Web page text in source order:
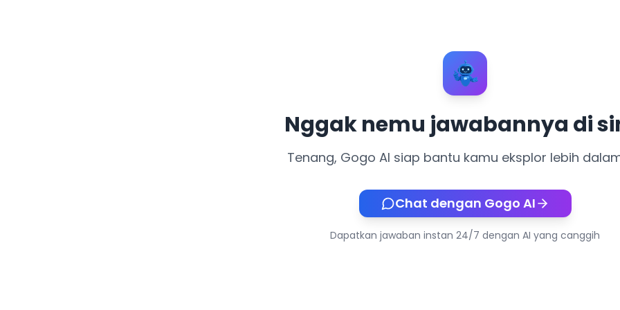
Nggak nemu jawabannya di
Tenang, Gogo AI siap bantu kamu eksplor lebih
Chat dengan Gogo AI
Dapatkan jawaban instan 24/7 dengan AI yang canggih